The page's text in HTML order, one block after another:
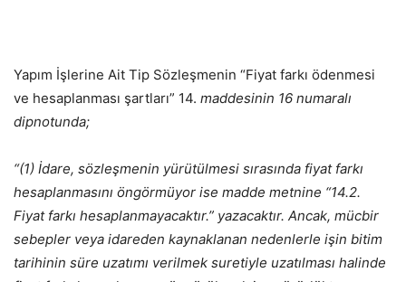
Yapım İşlerine Ait Tip Sözleşmenin “Fiyat farkı ödenmesi
ve hesaplanması şartları” 14. maddesinin 16 numaralı
dipnotunda;
“(1) İdare, sözleşmenin yürütülmesi sırasında fiyat farkı
hesaplanmasını öngörmüyor ise madde metnine “14.2.
Fiyat farkı hesaplanmayacaktır.” yazacaktır. Ancak, mücbir
sebepler veya idareden kaynaklanan nedenlerle işin bitim
tarihinin süre uzatımı verilmek suretiyle uzatılması halinde